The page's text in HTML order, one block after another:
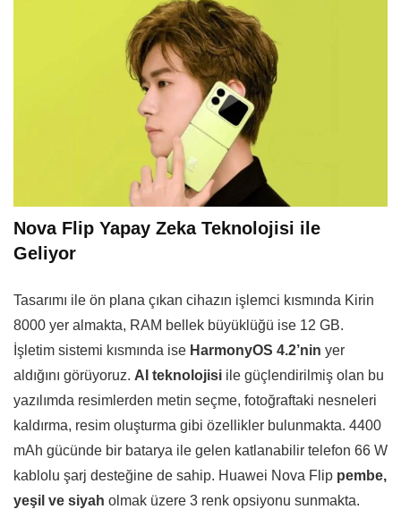
Nova Flip Yapay Zeka Teknolojisi ile
Geliyor
Tasarımı ile ön plana çıkan cihazın işlemci kısmında Kirin
8000 yer almakta, RAM bellek büyüklüğü ise 12 GB.
İşletim sistemi kısmında ise HarmonyOS 4.2’nin yer
aldığını görüyoruz. AI teknolojisi ile güçlendirilmiş olan bu
yazılımda resimlerden metin seçme, fotoğraftaki nesneleri
kaldırma, resim oluşturma gibi özellikler bulunmakta. 4400
mAh gücünde bir batarya ile gelen katlanabilir telefon 66 W
kablolu şarj desteğine de sahip. Huawei Nova Flip pembe,
yeşil ve siyah olmak üzere 3 renk opsiyonu sunmakta.